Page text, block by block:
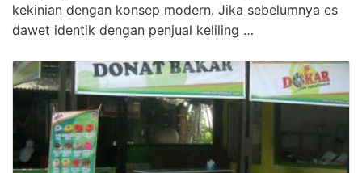
kekinian dengan konsep modern. Jika sebelumnya es
dawet identik dengan penjual keliling …